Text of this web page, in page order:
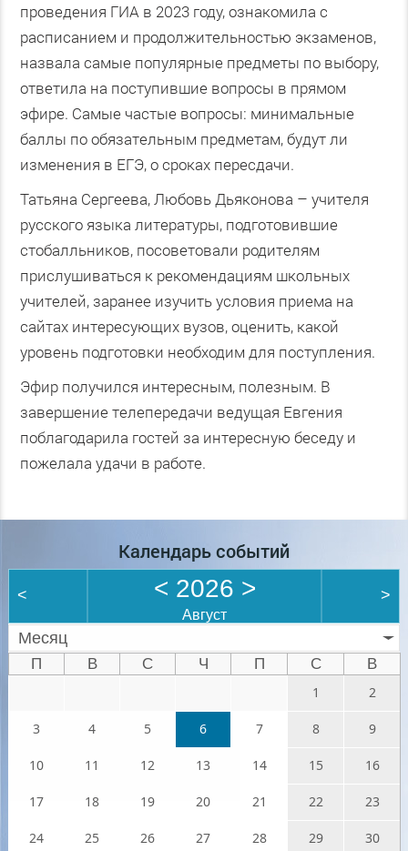
проведения ГИА в 2023 году, ознакомила с
расписанием и продолжительностью экзаменов,
назвала самые популярные предметы по выбору,
ответила на поступившие вопросы в прямом
эфире. Самые частые вопросы: минимальные
баллы по обязательным предметам, будут ли
изменения в ЕГЭ, о сроках пересдачи.
Татьяна Сергеева, Любовь Дьяконова – учителя
русского языка литературы, подготовившие
стобалльников, посоветовали родителям
прислушиваться к рекомендациям школьных
учителей, заранее изучить условия приема на
сайтах интересующих вузов, оценить, какой
уровень подготовки необходим для поступления.
Эфир получился интересным, полезным. В
завершение телепередачи ведущая Евгения
поблагодарила гостей за интересную беседу и
пожелала удачи в работе.
Календарь событий
< < 2026 >
Август
>
Месяц
П В С Ч П С
В
1
2
3 4 5 6 7 8 9
10 11 12 13 14 15 16
17 18 19 20 21 22 23
24 25 26 27 28 29 30